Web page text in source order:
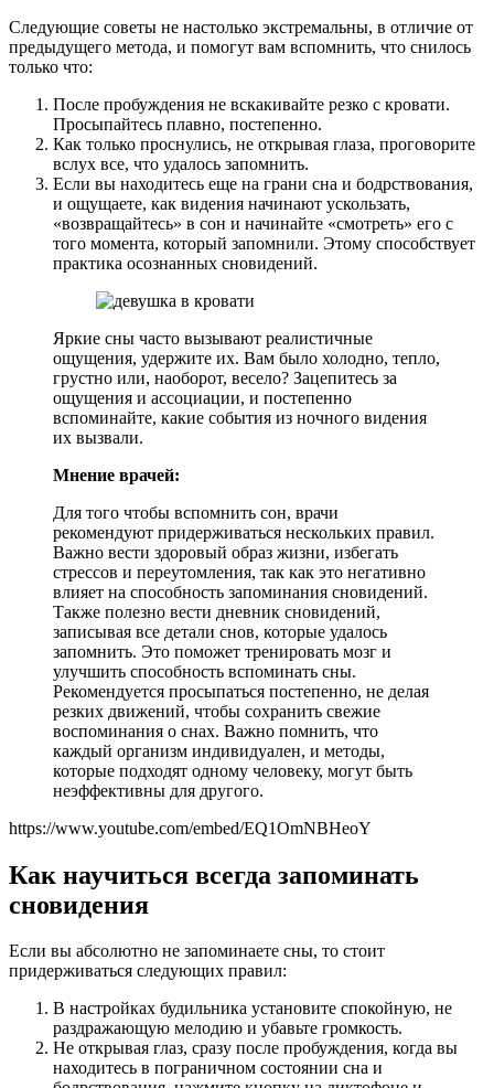
Следующие советы не настолько экстремальны, в отличие от
предыдущего метода, и помогут вам вспомнить, что снилось
только что:
После пробуждения не вскакивайте резко с кровати.
Просыпайтесь плавно, постепенно.
Как только проснулись, не открывая глаза, проговорите
вслух все, что удалось запомнить.
Если вы находитесь еще на грани сна и бодрствования,
и ощущаете, как видения начинают ускользать,
«возвращайтесь» в сон и начинайте «смотреть» его с
того момента, который запомнили. Этому способствует
практика осознанных сновидений.
Яркие сны часто вызывают реалистичные
ощущения, удержите их. Вам было холодно, тепло,
грустно или, наоборот, весело? Зацепитесь за
ощущения и ассоциации, и постепенно
вспоминайте, какие события из ночного видения
их вызвали.
Мнение врачей:
Для того чтобы вспомнить сон, врачи
рекомендуют придерживаться нескольких правил.
Важно вести здоровый образ жизни, избегать
стрессов и переутомления, так как это негативно
влияет на способность запоминания сновидений.
Также полезно вести дневник сновидений,
записывая все детали снов, которые удалось
запомнить. Это поможет тренировать мозг и
улучшить способность вспоминать сны.
Рекомендуется просыпаться постепенно, не делая
резких движений, чтобы сохранить свежие
воспоминания о снах. Важно помнить, что
каждый организм индивидуален, и методы,
которые подходят одному человеку, могут быть
неэффективны для другого.
https://www.youtube.com/embed/EQ1OmNBHeoY
Как научиться всегда запоминать
сновидения
Если вы абсолютно не запоминаете сны, то стоит
придерживаться следующих правил:
В настройках будильника установите спокойную, не
раздражающую мелодию и убавьте громкость.
Не открывая глаз, сразу после пробуждения, когда вы
находитесь в пограничном состоянии сна и